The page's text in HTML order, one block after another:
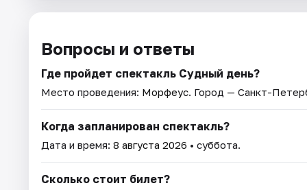
Вопросы и ответы
Где пройдет спектакль Судный день?
Место проведения: Морфеус. Город — Санкт-
Когда запланирован спектакль?
Дата и время: 8 августа 2026 • суббота.
Сколько стоит билет?